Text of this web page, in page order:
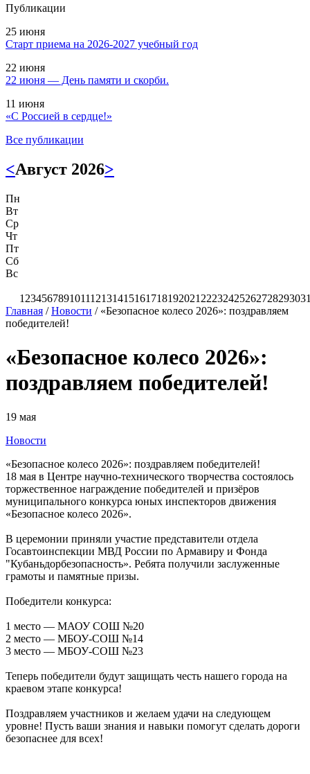
Публикации
25 июня
Старт приема на 2026-2027 учебный год
22 июня
22 июня — День памяти и скорби.
11 июня
«С Россией в сердце!»
Все публикации
<Август 2026>
Пн
Вт
Ср
Чт
Пт
Сб
Вс
1 23456789101112131415161718192021 222324252627282930
Главная /Новости / «Безопасное колесо 2026»: поздравляем
победителей!
«Безопасное колесо 2026»:
поздравляем победителей!
19 мая
Новости
«Безопасное колесо 2026»: поздравляем победителей!
18 мая в Центре научно-технического творчества состоялось
торжественное награждение победителей и призёров
муниципального конкурса юных инспекторов движения
«Безопасное колесо 2026».
В церемонии приняли участие представители отдела
Госавтоинспекции МВД России по Армавиру и Фонда
"Кубаньдорбезопасность». Ребята получили заслуженные
грамоты и памятные призы.
Победители конкурса:
1 место — МАОУ СОШ №20
2 место — МБОУ-СОШ №14
3 место — МБОУ-СОШ №23
Теперь победители будут защищать честь нашего города на
краевом этапе конкурса!
Поздравляем участников и желаем удачи на следующем
уровне! Пусть ваши знания и навыки помогут сделать дороги
безопаснее для всех!